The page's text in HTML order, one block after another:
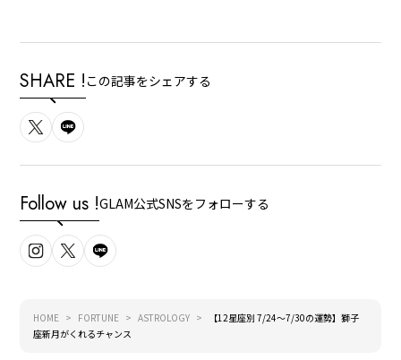
SHARE ! この記事をシェアする
Follow us !GLAM公式SNSをフォローする
HOME FORTUNE ASTROLOGY
【12星座別 7/24～7/30の運勢】獅子
座新月がくれるチャンス